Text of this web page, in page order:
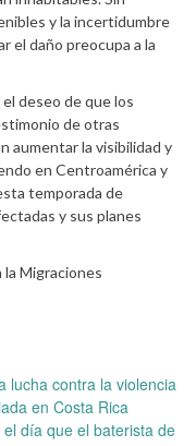
y la incertidumbre
el daño preocupa a la
deseo de que los
de otras
aumentar la visibilidad y
en Centroamérica y
temporada de
y sus planes
Migraciones
lucha contra la violencia
en Costa Rica
día que el baterista de